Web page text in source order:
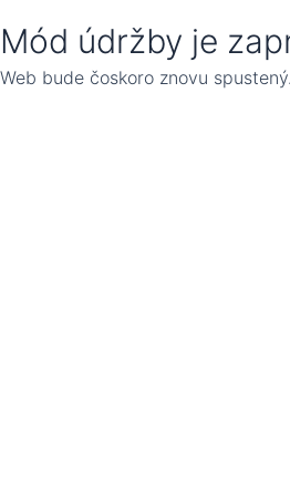
Mód údržby je
Web bude čoskoro znovu